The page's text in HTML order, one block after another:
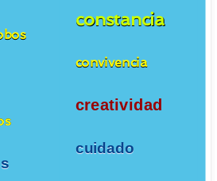
constancia
convivencia
creatividad
cuidado